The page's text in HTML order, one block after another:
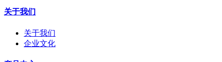
关于我们
关于我们
企业文化